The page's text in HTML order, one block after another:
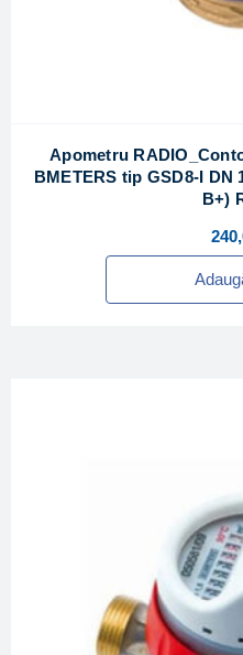
Apometru
BMETERS tip GSD8-I DN
B+)